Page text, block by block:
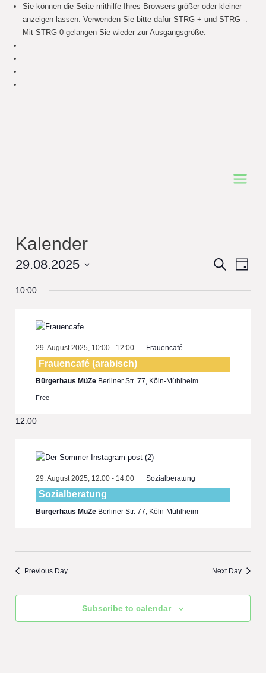
Sie können die Seite mithilfe Ihres Browsers größer oder kleiner
anzeigen lassen. Verwenden Sie bitte dafür STRG + und STRG -.
Mit STRG 0 gelangen Sie wieder zur Ausgangsgröße.
Main
Kalender
Events
Search
Day
29.08.2025
date.
10:00
29. August 2025, 10:00 - 12:00 Frauencafé
Frauencafé (arabisch)
Bürgerhaus MüZe Berliner Str. 77, Köln-Mühlheim
Free
12:00
29. August 2025, 12:00 - 14:00 Sozialberatung
Sozialberatung
Bürgerhaus MüZe Berliner Str. 77, Köln-Mühlheim
Previous Day Next Day
Subscribe to calendar